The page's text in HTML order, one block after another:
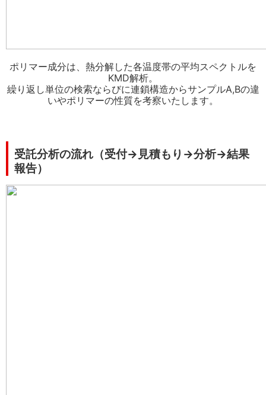
ポリマー成分は、熱分解した各温度帯の平均スペクトルを
KMD解析。
繰り返し単位の検索ならびに連鎖構造からサンプルA,Bの違
いやポリマーの性質を考察いたします。
受託分析の流れ（受付→見積もり→分析→結果
報告）